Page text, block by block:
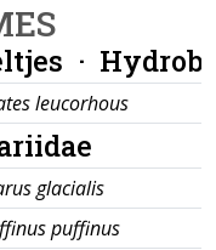
·
leucorhous
glacialis
puffinus